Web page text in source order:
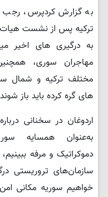
به گزارش کردپرس،
ترکیه پس از نشست
به درگیری های اخیر
مهاجران سوری،
مختلف ترکیه و شمال
های گره کرده باید باز
اردوغان در سخنانی
به‌عنوان همسایه‌
دموکراتیک و مرفه
سازمان‌های تروریستی
خواهیم سوریه مکانی